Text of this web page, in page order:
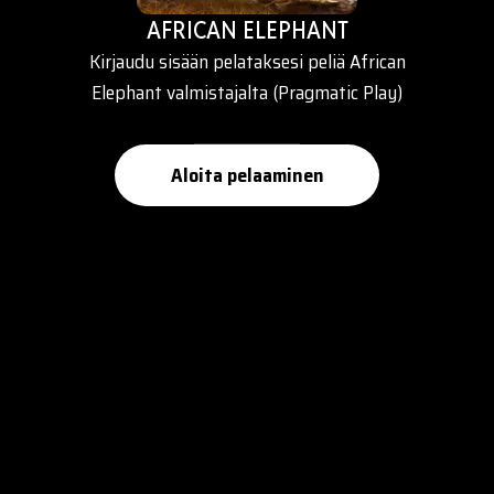
AFRICAN ELEPHANT
Kirjaudu sisään pelataksesi peliä African
Elephant valmistajalta (Pragmatic Play)
Aloita pelaaminen